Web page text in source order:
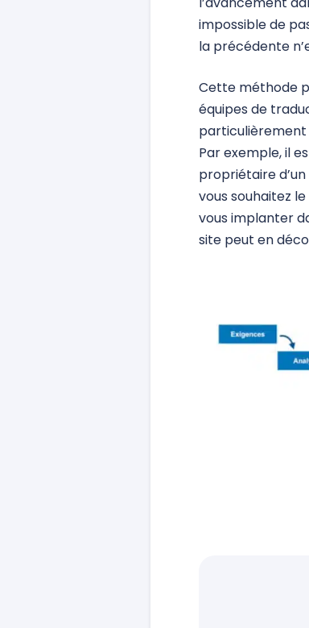
impossible de
la précédente
Cette méthode
équipes de
particulièrement
Par exemple, il
propriétaire
vous souhaitez
vous implanter
site peut en